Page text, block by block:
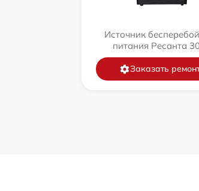
Источник
питания Ресанта
Заказать